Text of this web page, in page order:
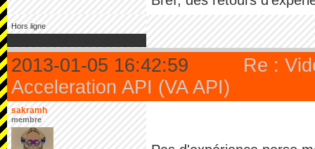
Hors ligne
2013-01-05 16:42:59
Re :
Acceleration API (VA API)
sakramh
membre